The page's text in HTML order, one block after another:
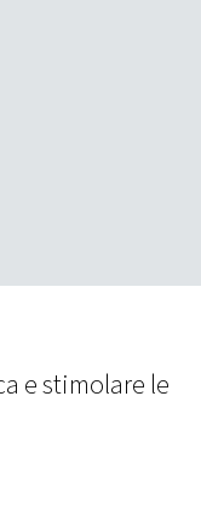
e stimolare le